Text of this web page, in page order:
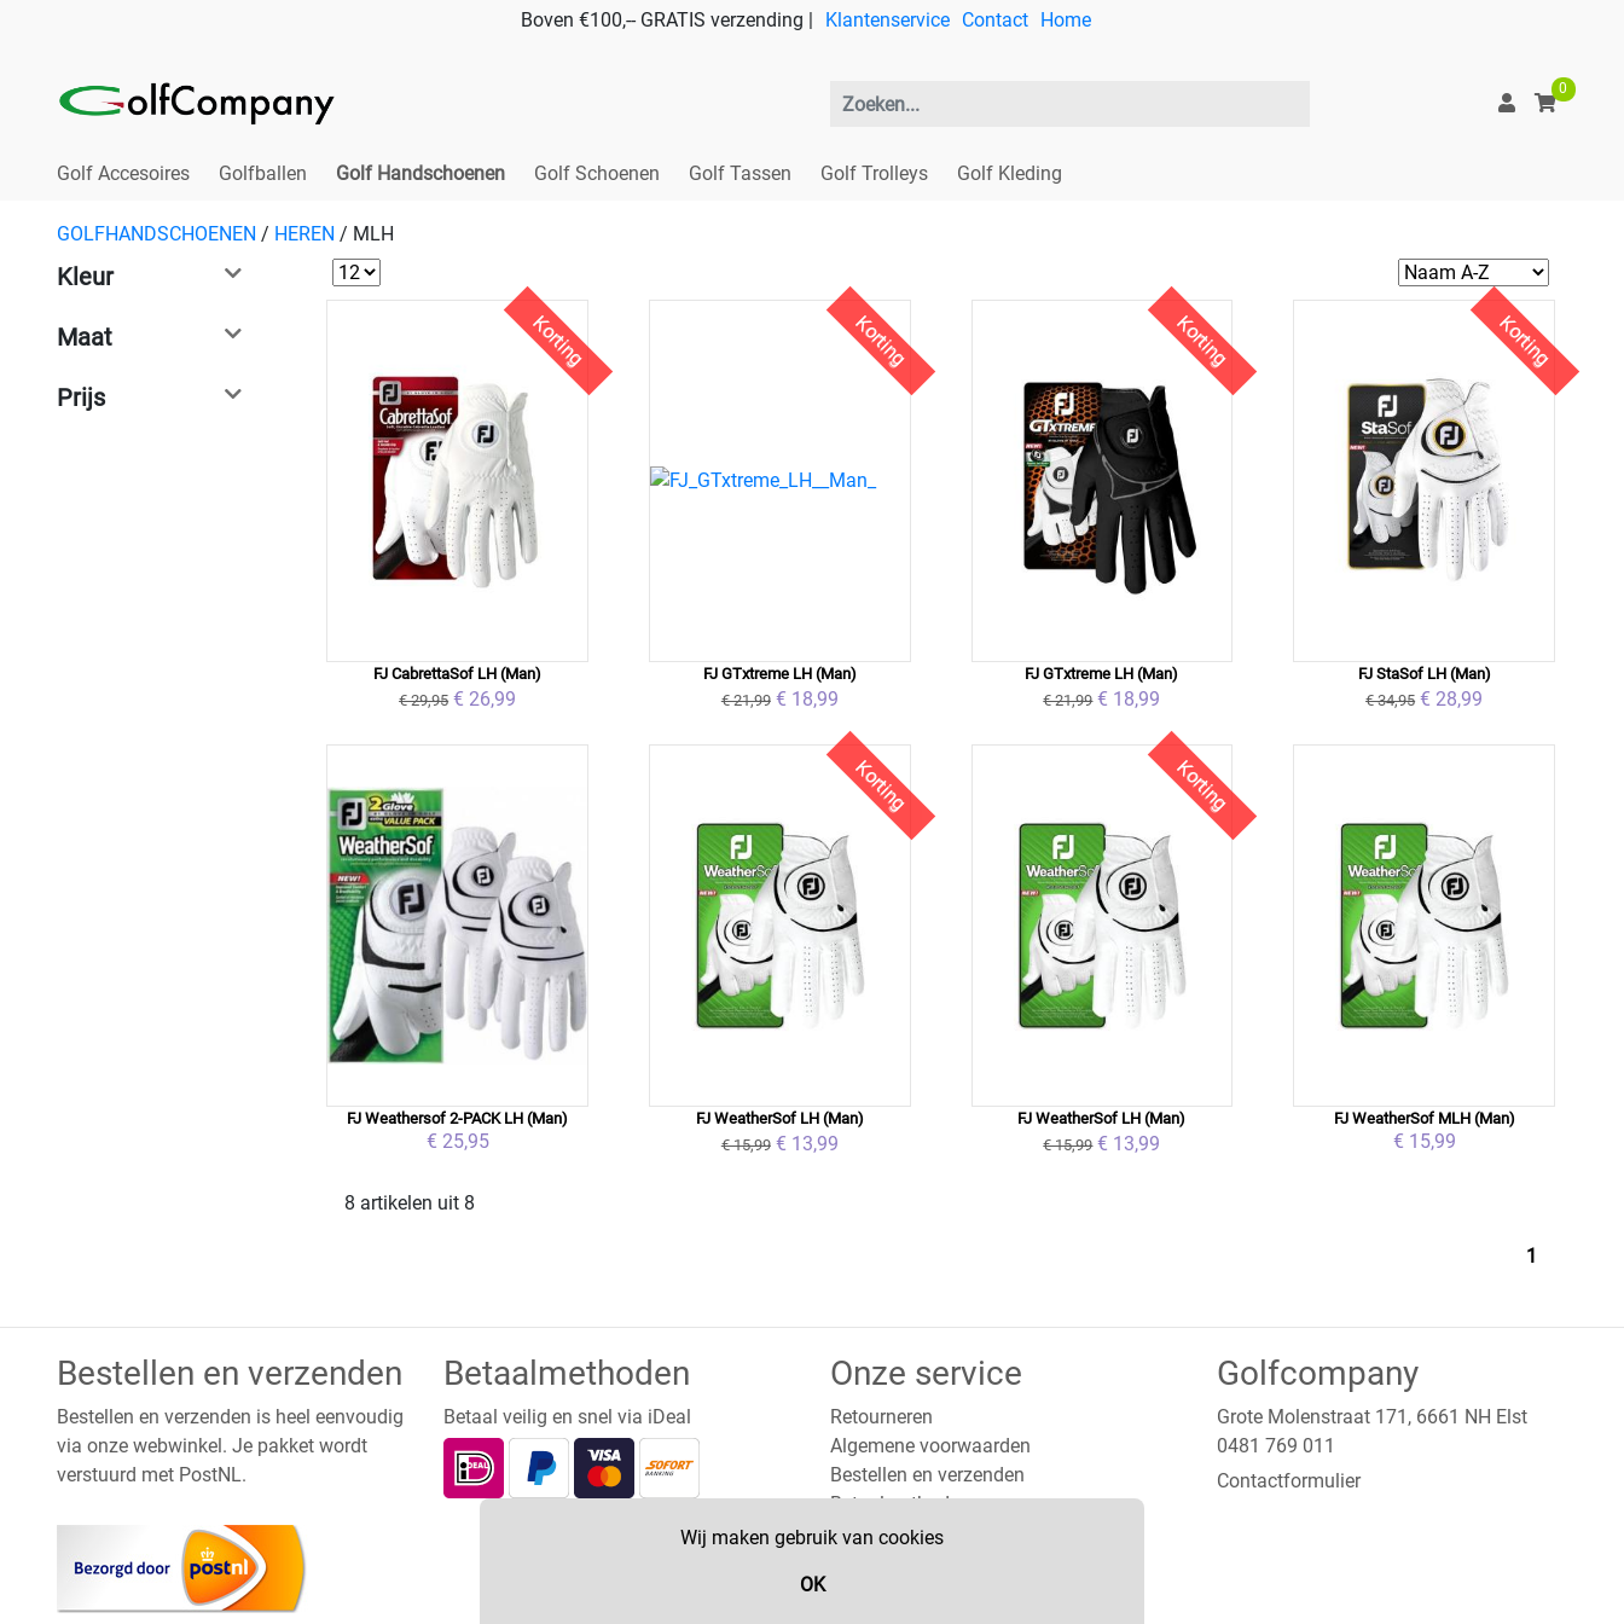
Wij maken gebruik van cookies
OK
Boven €100,-- GRATIS verzending | Klantenservice Contact Home
0
Golf Accesoires Golfballen Golf Handschoenen Golf Schoenen Golf Tassen Golf Trolleys Golf Kleding
GOLFHANDSCHOENEN / HEREN / MLH
Kleur
Maat
Prijs
Korting
FJ CabrettaSof LH (Man)
€ 29,95 € 26,99
Korting
FJ GTxtreme LH (Man)
€ 21,99 € 18,99
Korting
FJ GTxtreme LH (Man)
€ 21,99 € 18,99
Korting
FJ StaSof LH (Man)
€ 34,95 € 28,99
FJ Weathersof 2-PACK LH (Man)
€ 25,95
Korting
FJ WeatherSof LH (Man)
€ 15,99 € 13,99
Korting
FJ WeatherSof LH (Man)
€ 15,99 € 13,99
FJ WeatherSof MLH (Man)
€ 15,99
8 artikelen uit 8
1
Bestellen en verzenden
Bestellen en verzenden is heel eenvoudig
via onze webwinkel. Je pakket wordt
verstuurd met PostNL.
Betaalmethoden
Betaal veilig en snel via iDeal
Onze service
Retourneren
Algemene voorwaarden
Bestellen en verzenden
Betaalmethoden
Privacy
Golfcompany
Grote Molenstraat 171, 6661 NH Elst
0481 769 011
Contactformulier